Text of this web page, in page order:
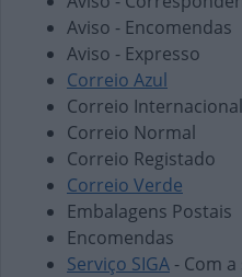
Aviso - Encomendas
Aviso - Expresso
Correio Azul
Correio Internacional
Correio Normal
Correio Registado
Correio Verde
Embalagens Postais
Encomendas
Serviço SIGA - Com